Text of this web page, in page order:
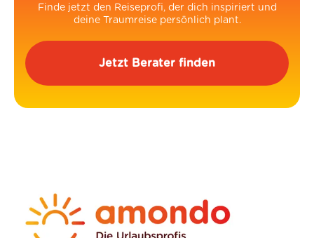
Finde jetzt den Reiseprofi, der dich inspiriert und
deine Traumreise persönlich plant.
Jetzt Berater finden